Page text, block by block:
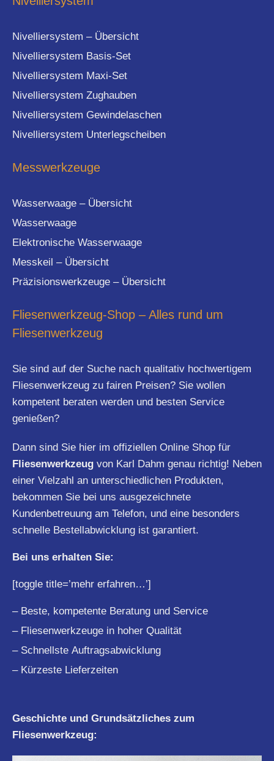
Nivelliersystem – Übersicht
Nivelliersystem Basis-Set
Nivelliersystem Maxi-Set
Nivelliersystem Zughauben
Nivelliersystem Gewindelaschen
Nivelliersystem Unterlegscheiben
Messwerkzeuge
Wasserwaage – Übersicht
Wasserwaage
Elektronische Wasserwaage
Messkeil – Übersicht
Präzisionswerkzeuge – Übersicht
Fliesenwerkzeug-Shop – Alles rund um
Fliesenwerkzeug
Sie sind auf der Suche nach qualitativ hochwertigem
Fliesenwerkzeug zu fairen Preisen? Sie wollen
kompetent beraten werden und besten Service
genießen?
Dann sind Sie hier im offiziellen Online Shop für
Fliesenwerkzeug von Karl Dahm genau richtig! Neben
einer Vielzahl an unterschiedlichen Produkten,
bekommen Sie bei uns ausgezeichnete
Kundenbetreuung am Telefon, und eine besonders
schnelle Bestellabwicklung ist garantiert.
Bei uns erhalten Sie:
[toggle title=’mehr erfahren…’]
– Beste, kompetente Beratung und Service
– Fliesenwerkzeuge in hoher Qualität
– Schnellste Auftragsabwicklung
– Kürzeste Lieferzeiten
Geschichte und Grundsätzliches zum
Fliesenwerkzeug: